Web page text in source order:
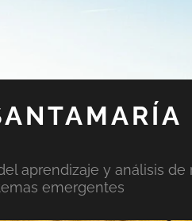
aprendizaje y análisis de
emergentes